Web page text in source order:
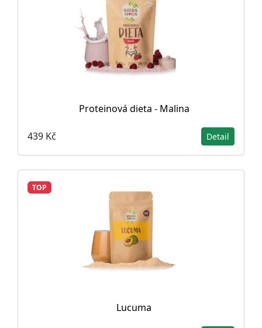
Proteinová dieta - Malina
439 Kč Detail
TOP
Lucuma